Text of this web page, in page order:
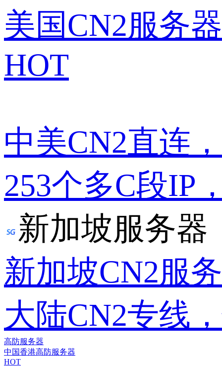
美国CN2服务器
HOT
中美CN2直连
253个多C段IP
新加坡服务器
新加坡CN2服
大陆CN2专线
高防服务器
中国香港高防服务器
HOT